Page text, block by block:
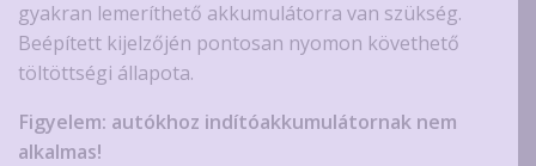
gyakran lemeríthető akkumulátorra van szükség.
Beépített kijelzőjén pontosan nyomon követhető
töltöttségi állapota.
Figyelem: autókhoz indítóakkumulátornak nem
alkalmas!